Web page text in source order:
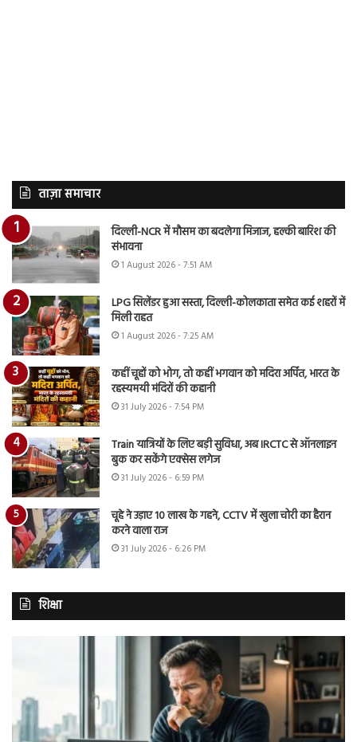
ताज़ा समाचार
दिल्ली-NCR में मौसम का बदलेगा मिजाज, हल्की बारिश की
संभावना
1 August 2026 - 7:51 AM
LPG सिलेंडर हुआ सस्ता, दिल्ली-कोलकाता समेत कई शहरों में
मिली राहत
1 August 2026 - 7:25 AM
कहीं चूहों को भोग, तो कहीं भगवान को मदिरा अर्पित, भारत के
रहस्यमयी मंदिरों की कहानी
31 July 2026 - 7:54 PM
Train यात्रियों के लिए बड़ी सुविधा, अब IRCTC से ऑनलाइन
बुक कर सकेंगे एक्सेस लगेज
31 July 2026 - 6:59 PM
चूहे ने उड़ाए 10 लाख के गहने, CCTV में खुला चोरी का हैरान
करने वाला राज
31 July 2026 - 6:26 PM
शिक्षा